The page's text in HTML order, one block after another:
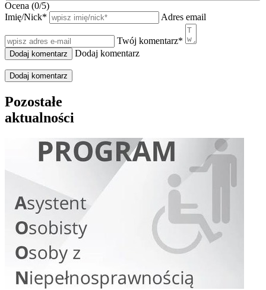
Ocena (0/5)
Imię/Nick* Adres email
Twój komentarz*
Dodaj komentarz
Dodaj komentarz
Pozostałe
aktualności